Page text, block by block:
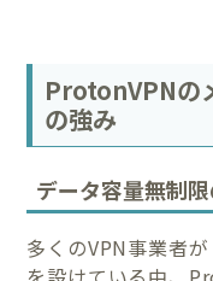
ProtonVPNの
の強み
データ容量無制
多くのVPN事業者